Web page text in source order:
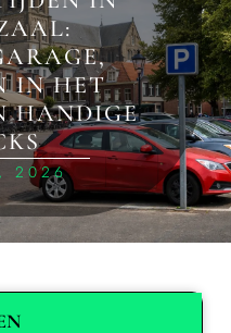
IN HET
HANDIGE
2026